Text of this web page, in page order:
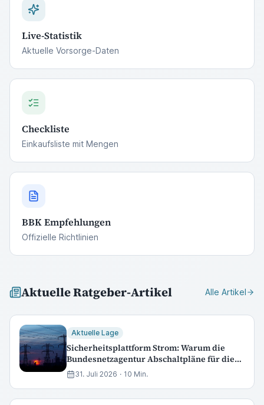
Live-Statistik
Aktuelle Vorsorge-Daten
Checkliste
Einkaufsliste mit Mengen
BBK Empfehlungen
Offizielle Richtlinien
Aktuelle Ratgeber-Artikel Alle Artikel
Aktuelle Lage
Sicherheitsplattform Strom: Warum die
Bundesnetzagentur Abschaltpläne für die
Industrie vorbereitet (Stand 31.07.2026)
31. Juli 2026 · 10 Min.